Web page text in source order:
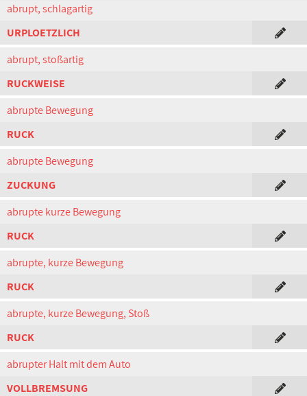
abrupt, schlagartig
URPLOETZLICH
abrupt, stoßartig
RUCKWEISE
abrupte Bewegung
RUCK
abrupte Bewegung
ZUCKUNG
abrupte kurze Bewegung
RUCK
abrupte, kurze Bewegung
RUCK
abrupte, kurze Bewegung, Stoß
RUCK
abrupter Halt mit dem Auto
VOLLBREMSUNG